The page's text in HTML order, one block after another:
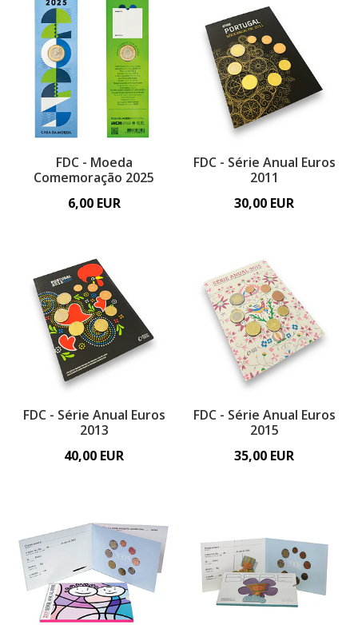
FDC - Moeda
Comemoração 2025
6,00 EUR
FDC - Série Anual Euros
2011
30,00 EUR
FDC - Série Anual Euros
2013
40,00 EUR
FDC - Série Anual Euros
2015
35,00 EUR